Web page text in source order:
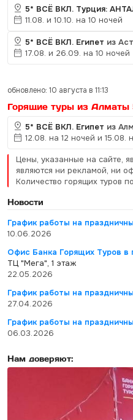
5* ВСЁ ВКЛ. Турция:
11.08. и 10.10. на 10 ночей
5* ВСЁ ВКЛ. Египет из
17.08. и 26.09. на 10 ночей
Горящие туры из Алматы
обновлено: 10 августа в 11:13
5* ВСЁ ВКЛ. Египет из
12.08. на 12 ночей и 15.08.
Цены, указанные на сайте,
являются ни рекламой, ни
Количество горящих туров
Новости
График работы на
10.06.2026
Офис Банка Горящих Туров в
ТЦ "Мега", 1 этаж
22.05.2026
График работы на
27.04.2026
График работы на
06.03.2026
Нам доверяют: